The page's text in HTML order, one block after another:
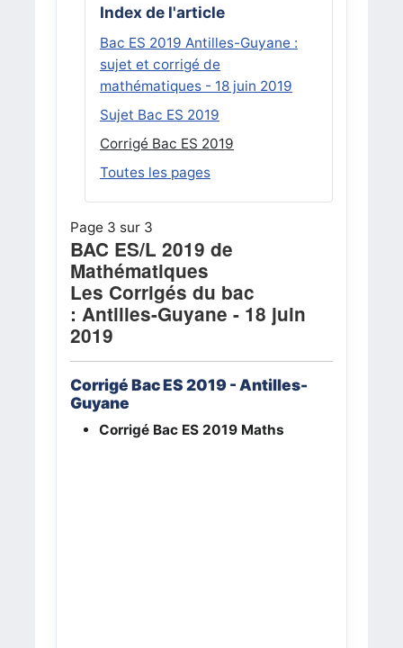
Index de l'article
Bac ES 2019 Antilles-Guyane :
sujet et corrigé de
mathématiques - 18 juin 2019
Sujet Bac ES 2019
Corrigé Bac ES 2019
Toutes les pages
Page 3 sur 3
BAC ES/L 2019 de
Mathématiques
Les Corrigés du bac
: Antilles-Guyane - 18 juin
2019
Corrigé Bac ES 2019 - Antilles-
Guyane
Corrigé Bac ES 2019 Maths